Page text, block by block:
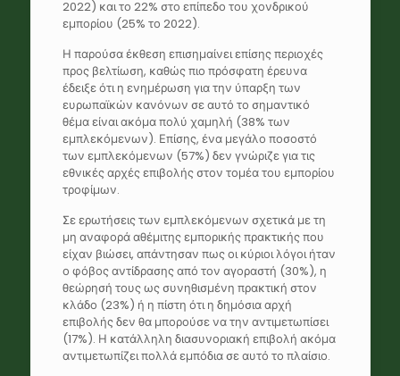
2022) και το 22% στο επίπεδο του χονδρικού
εμπορίου (25% το 2022).
Η παρούσα έκθεση επισημαίνει επίσης περιοχές
προς βελτίωση, καθώς πιο πρόσφατη έρευνα
έδειξε ότι η ενημέρωση για την ύπαρξη των
ευρωπαϊκών κανόνων σε αυτό το σημαντικό
θέμα είναι ακόμα πολύ χαμηλή (38% των
εμπλεκόμενων). Επίσης, ένα μεγάλο ποσοστό
των εμπλεκόμενων (57%) δεν γνώριζε για τις
εθνικές αρχές επιβολής στον τομέα του εμπορίου
τροφίμων.
Σε ερωτήσεις των εμπλεκόμενων σχετικά με τη
μη αναφορά αθέμιτης εμπορικής πρακτικής που
είχαν βιώσει, απάντησαν πως οι κύριοι λόγοι ήταν
ο φόβος αντίδρασης από τον αγοραστή (30%), η
θεώρησή τους ως συνηθισμένη πρακτική στον
κλάδο (23%) ή η πίστη ότι η δημόσια αρχή
επιβολής δεν θα μπορούσε να την αντιμετωπίσει
(17%). Η κατάλληλη διασυνοριακή επιβολή ακόμα
αντιμετωπίζει πολλά εμπόδια σε αυτό το πλαίσιο.